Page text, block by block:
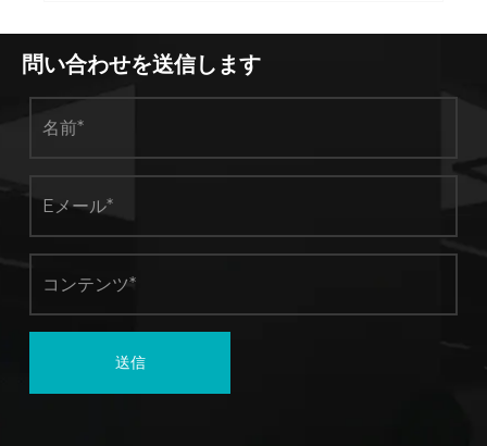
問い合わせを送信します
送信